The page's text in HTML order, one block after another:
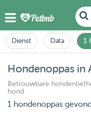
Dienst Data 1
Hondenoppas in
Betrouwbare
hond
1 hondenoppas